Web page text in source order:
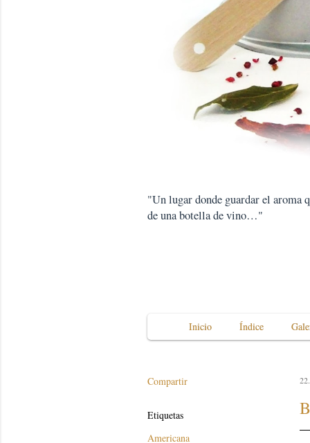
"Un lugar donde guardar el aroma
de una botella de vino…"
Inicio Índice
Compartir
Etiquetas
Americana